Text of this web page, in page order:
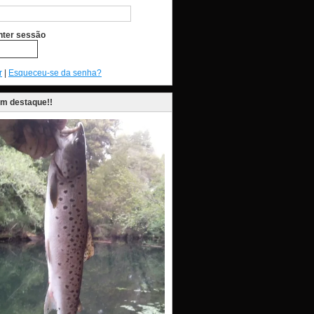
sessão
| Esqueceu-se da senha?
destaque!!